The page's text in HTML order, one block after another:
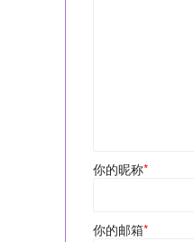
你的昵称*
你的邮箱*